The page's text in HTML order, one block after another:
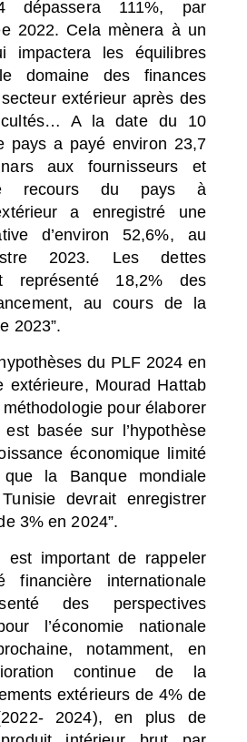
dépassera 111%, par
2022. Cela mènera à un
impactera les équilibres
domaine des finances
extérieur après des
A la date du 10
pays a payé environ 23,7
aux fournisseurs et
recours du pays à
a enregistré une
d’environ 52,6%, au
2023. Les dettes
représenté 18,2% des
au cours de la
2023”.
du PLF 2024 en
extérieure, Mourad Hattab
pour élaborer
basée sur l’hypothèse
économique limité
la Banque mondiale
devrait enregistrer
3% en 2024”.
est important de rappeler
financière internationale
des perspectives
l’économie nationale
notamment, en
continue de la
extérieurs de 4% de
2024), en plus de